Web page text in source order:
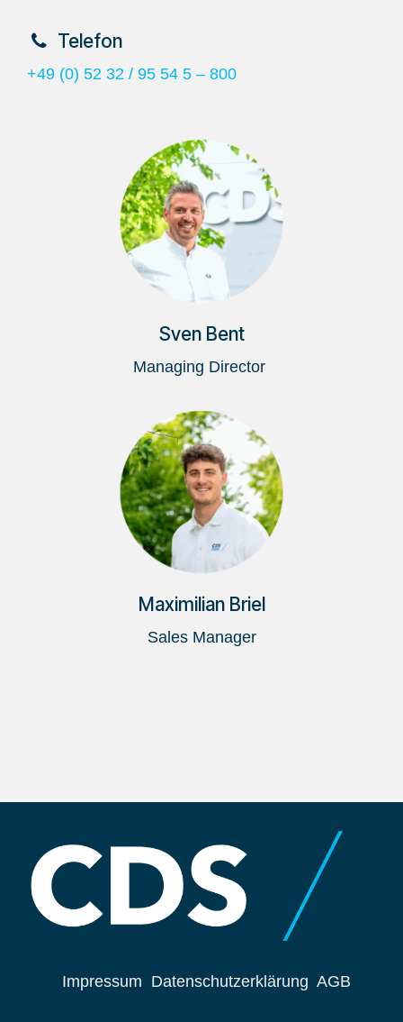
​Telefon
+49 (0) 52 32 / 95 54 5 – 800
Sven Bent
Managing Director
Maximilian Briel
Sales Manager
Impressum Datenschutzerklärung AGB